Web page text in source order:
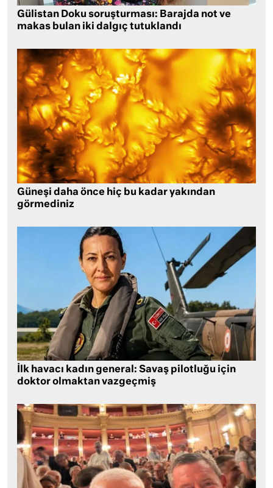
Gülistan Doku soruşturması: Barajda not ve
makas bulan iki dalgıç tutuklandı
Güneşi daha önce hiç bu kadar yakından
görmediniz
İlk havacı kadın general: Savaş pilotluğu için
doktor olmaktan vazgeçmiş